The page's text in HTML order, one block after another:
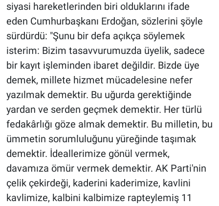
siyasi hareketlerinden biri olduklarını ifade
eden Cumhurbaşkanı Erdoğan, sözlerini şöyle
sürdürdü: "Şunu bir defa açıkça söylemek
isterim: Bizim tasavvurumuzda üyelik, sadece
bir kayıt işleminden ibaret değildir. Bizde üye
demek, millete hizmet mücadelesine nefer
yazılmak demektir. Bu uğurda gerektiğinde
yardan ve serden geçmek demektir. Her türlü
fedakârlığı göze almak demektir. Bu milletin, bu
ümmetin sorumluluğunu yüreğinde taşımak
demektir. İdeallerimize gönül vermek,
davamıza ömür vermek demektir. AK Parti'nin
çelik çekirdeği, kaderini kaderimize, kavlini
kavlimize, kalbini kalbimize rapteylemiş 11